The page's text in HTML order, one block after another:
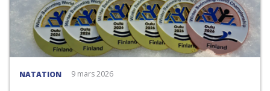
NATATION 9 mars 2026